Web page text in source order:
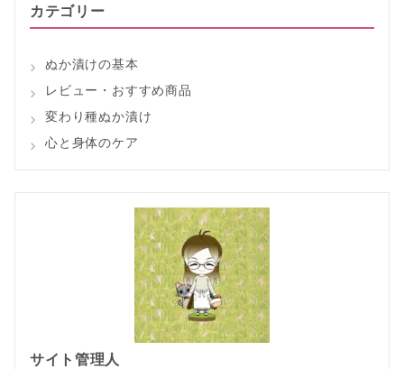
カテゴリー
ぬか漬けの基本
レビュー・おすすめ商品
変わり種ぬか漬け
心と身体のケア
サイト管理人